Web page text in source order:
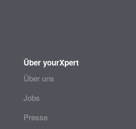
Über yourXpert
Über uns
Jobs
Presse